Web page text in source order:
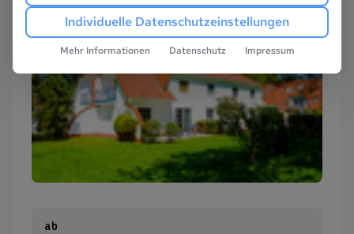
ab
Individuelle Datenschutzeinstellungen
Mehr Informationen Datenschutz Impressum